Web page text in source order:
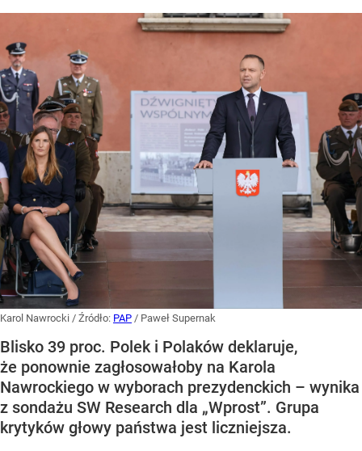
Karol Nawrocki / Źródło: PAP / Paweł Supernak
Blisko 39 proc. Polek i Polaków deklaruje,
że ponownie zagłosowałoby na Karola
Nawrockiego w wyborach prezydenckich – wynika
z sondażu SW Research dla „Wprost”. Grupa
krytyków głowy państwa jest liczniejsza.